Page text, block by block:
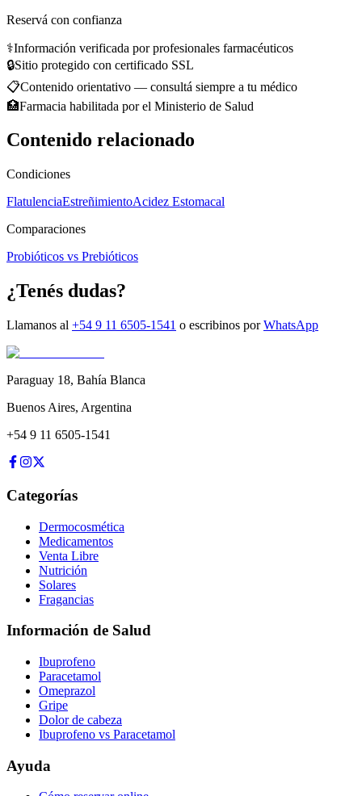
Reservá con confianza
⚕️Información verificada por profesionales farmacéuticos
🔒Sitio protegido con certificado SSL
📋Contenido orientativo — consultá siempre a tu médico
🏥Farmacia habilitada por el Ministerio de Salud
Contenido relacionado
Condiciones
FlatulenciaEstreñimientoAcidez Estomacal
Comparaciones
Probióticos vs Prebióticos
¿Tenés dudas?
Llamanos al +54 9 11 6505-1541 o escribinos por WhatsApp
Paraguay 18, Bahía Blanca
Buenos Aires, Argentina
+54 9 11 6505-1541
Categorías
Dermocosmética
Medicamentos
Venta Libre
Nutrición
Solares
Fragancias
Información de Salud
Ibuprofeno
Paracetamol
Omeprazol
Gripe
Dolor de cabeza
Ibuprofeno vs Paracetamol
Ayuda